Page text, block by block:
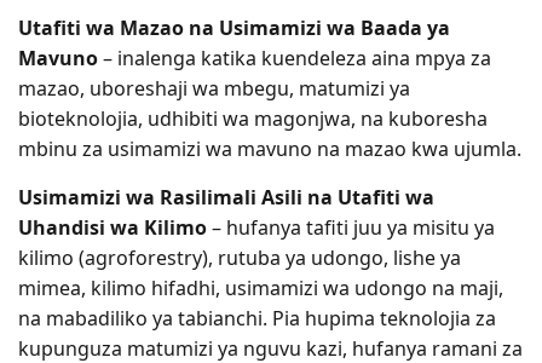
Utafiti wa Mazao na Usimamizi wa Baada ya
Mavuno– inalenga katika kuendeleza aina mpya za
mazao, uboreshaji wa mbegu, matumizi ya
bioteknolojia, udhibiti wa magonjwa, na kuboresha
mbinu za usimamizi wa mavuno na mazao kwa ujumla.
Usimamizi wa Rasilimali Asili na Utafiti wa
Uhandisi wa Kilimo– hufanya tafiti juu ya misitu ya
kilimo (agroforestry), rutuba ya udongo, lishe ya
mimea, kilimo hifadhi, usimamizi wa udongo na maji,
na mabadiliko ya tabianchi. Pia hupima teknolojia za
kupunguza matumizi ya nguvu kazi, hufanya ramani za